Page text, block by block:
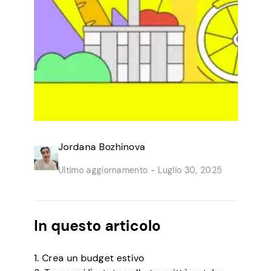
Jordana Bozhinova
Ultimo aggiornamento - Luglio 30, 2025
In questo articolo
1. Crea un budget estivo